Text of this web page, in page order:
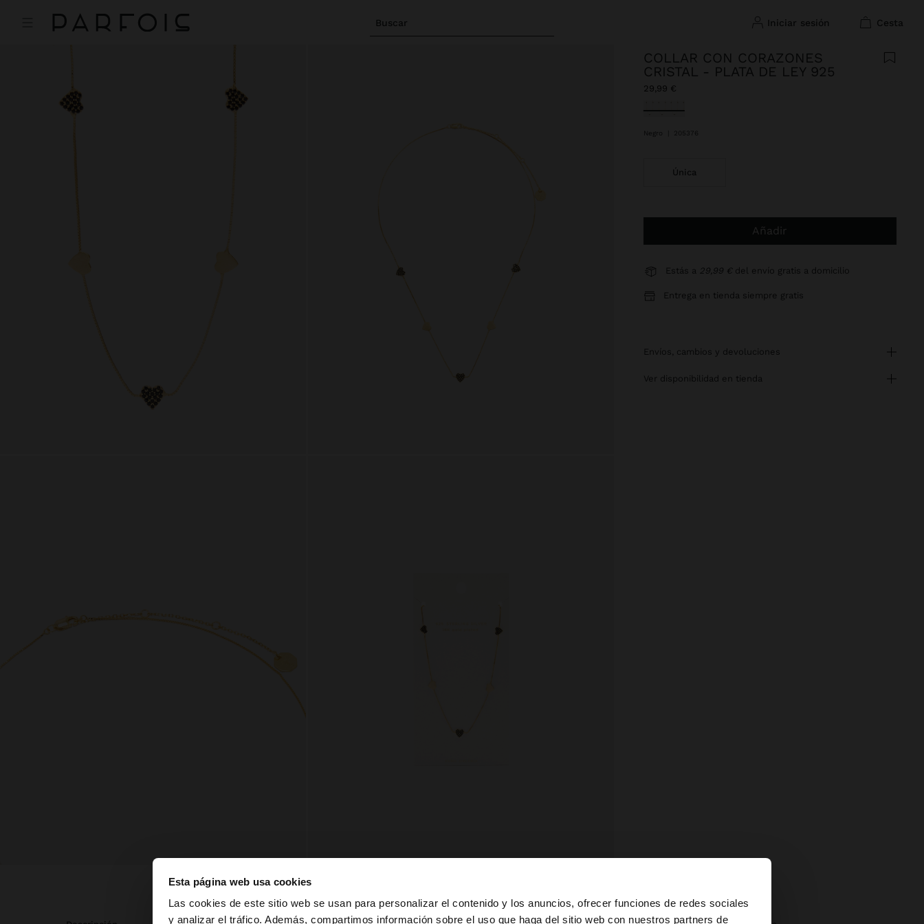
Esta página web usa cookies
Las cookies de este sitio web se usan para personalizar el contenido y los anuncios, ofrecer funciones de redes sociales
y analizar el tráfico. Además, compartimos información sobre el uso que haga del sitio web con nuestros partners de
Buscar iniciar sesión cesta
hola ×
COLLAR CON CORAZONES
CRISTAL - PLATA DE LEY 925
29,99 €
Seleccionado
Negro 205376
Única
Añadir
Estás a 29,99 € del envío gratis a domicilio
Entrega en tienda siempre gratis
envíos, cambios y devoluciones
ver disponibilidad en tienda